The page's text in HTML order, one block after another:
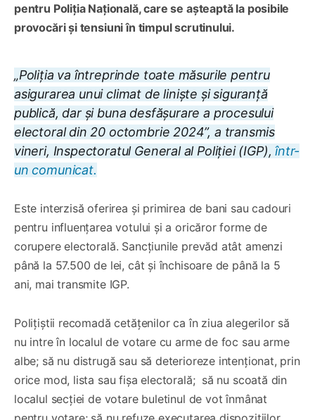
pentru Poliția Națională, care se așteaptă la posibile
provocări și tensiuni în timpul scrutinului.
„Poliția va întreprinde toate măsurile pentru
asigurarea unui climat de linişte şi siguranţă
publică, dar și buna desfășurare a procesului
electoral din 20 octombrie 2024”, a transmis
vineri, Inspectoratul General al Poliției (IGP),într-
un comunicat.
Este interzisă oferirea și primirea de bani sau cadouri
pentru influențarea votului și a oricăror forme de
corupere electorală. Sancțiunile prevăd atât amenzi
până la 57.500 de lei, cât și închisoare de până la 5
ani, mai transmite IGP.
Polițiștii recomadă cetățenilor ca în ziua alegerilor să
nu intre în localul de votare cu arme de foc sau arme
albe; să nu distrugă sau să deterioreze intenționat, prin
orice mod, lista sau fișa electorală; să nu scoată din
localul secției de votare buletinul de vot înmânat